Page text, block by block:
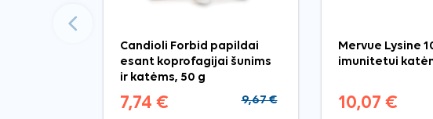
Candioli Forbid papildai
esant koprofagijai šunims
ir katėms, 50 g
7,74 € 9,67 €
Mervue Lysine
imunitetui
10,07 €